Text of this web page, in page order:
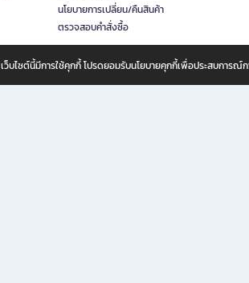
นโยบายการเปลี่ยน/คืนสินค้า
ตรวจสอบคำสั่งซื้อ
เว็บไซต์นี้มีการใช้คุกกี้ โปรดยอมรับนโยบายคุกกี้เพื่อประสบการ